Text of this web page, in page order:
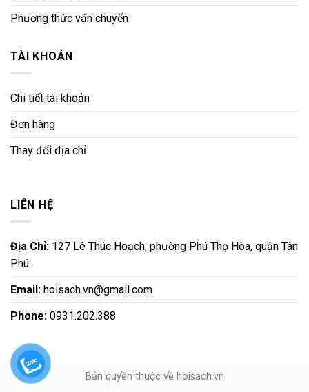
Phương thức vận chuyển
TÀI KHOẢN
Chi tiết tài khoản
Đơn hàng
Thay đổi địa chỉ
LIÊN HỆ
Địa Chỉ: 127 Lê Thúc Hoạch, phường Phú Thọ Hòa, quận Tân
Phú
Email: hoisach.vn@gmail.com
Phone: 0931.202.388
Bản quyền thuộc về hoisach.vn